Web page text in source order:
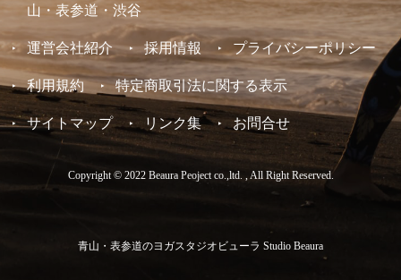
山・表参道・渋谷
運営会社紹介 採用情報 プライバシーポリシー
利用規約 特定商取引法に関する表示
サイトマップ リンク集 お問合せ
Copyright © 2022 Beaura Peoject co.,ltd. , All Right Reserved.
青山・表参道のヨガスタジオビューラ Studio Beaura